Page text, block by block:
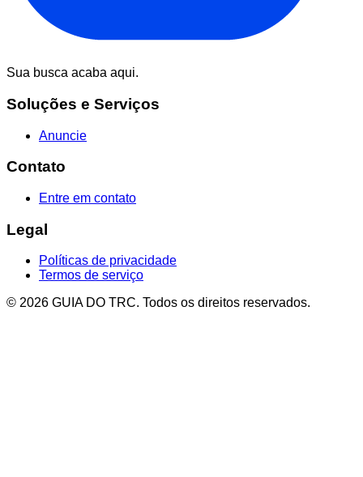
Sua busca acaba aqui.
Soluções e Serviços
Anuncie
Contato
Entre em contato
Legal
Políticas de privacidade
Termos de serviço
© 2026 GUIA DO TRC. Todos os direitos reservados.